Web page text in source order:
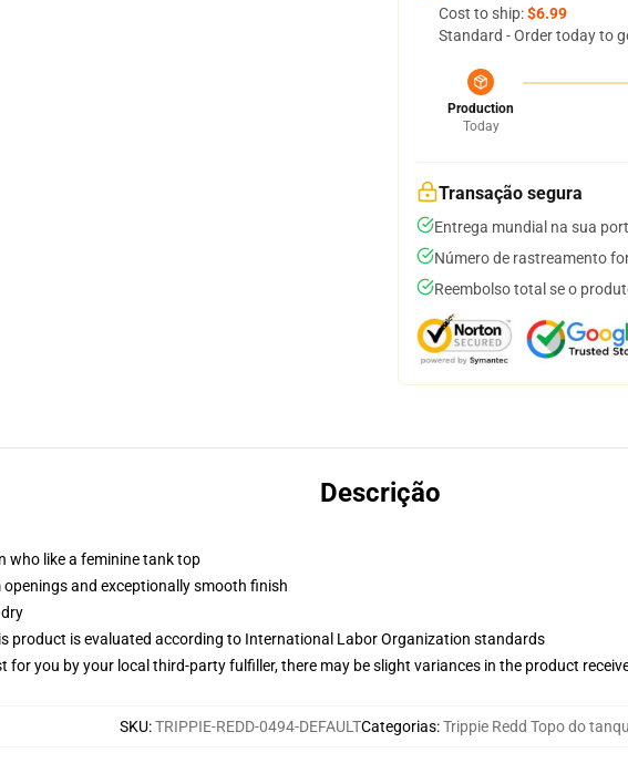
Cost to ship:$6.99
Standard - Order today to
Production
Today
Transação segura
Entrega mundial na sua
Número de rastreamento
Reembolso total se o
Descrição
who like a feminine tank top
and exceptionally smooth finish
product is evaluated according to International Labor Organization standards
for you by your local third-party fulfiller, there may be slight variances in the product
SKU:TRIPPIE-REDD-0494-DEFAULTCategorias:Trippie Redd Topo do